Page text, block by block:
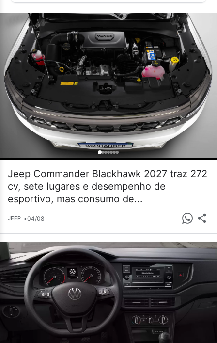
Jeep Commander Blackhawk 2027 traz 272
cv, sete lugares e desempenho de
esportivo, mas consumo de...
JEEP •04/08